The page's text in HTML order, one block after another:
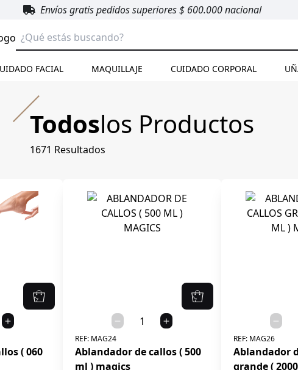
Envíos gratis pedidos superiores $ 600.000 nacional
FACIAL MAQUILLAJE CUIDADO CORPORAL
Todoslos Productos
1671 Resultados
( 060
REF: MAG24
Ablandador de callos ( 500
ml ) magics
REF: MAG26
Ablandador
grande (